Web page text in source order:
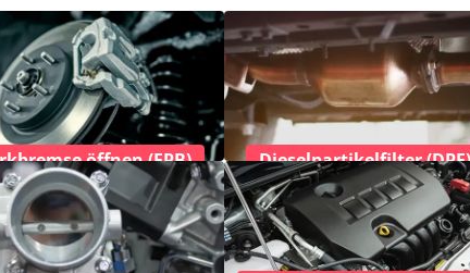
öffnen (EPB) Dieselpartikelfilter (DPF)